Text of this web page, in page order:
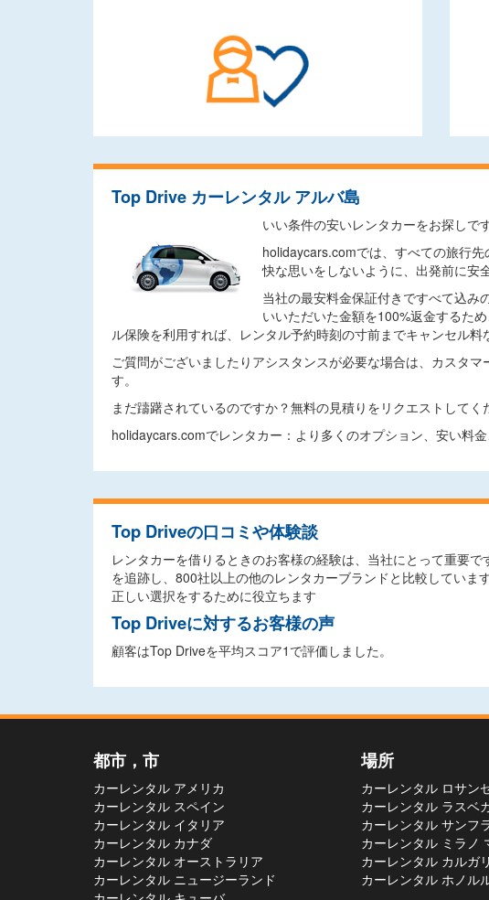
Top Drive カーレンタル アルバ島
いい条件の安いレンタカーをお探しで
holidaycars.comでは、すべての旅行
快な思いをしないように、出発前に安
当社の最安料金保証付きですべて込み
いいただいた金額を100%返金するた
ル保険を利用すれば、レンタル予約時刻の寸前までキャンセル料
ご質問がございましたりアシスタンスが必要な場合は、カスタ
す。
まだ躊躇されているのですか？無料の見積りをリクエストしてく
holidaycars.comでレンタカー：より多くのオプション、安い料
Top Driveの口コミや体験談
レンタカーを借りるときのお客様の経験は、当社にとって重要
を追跡し、800社以上の他のレンタカーブランドと比較してい
正しい選択をするために役立ちます
Top Driveに対するお客様の声
顧客はTop Driveを平均スコア1で評価しました。
都市，市
カーレンタル アメリカ
カーレンタル スペイン
カーレンタル イタリア
カーレンタル カナダ
カーレンタル オーストラリア
カーレンタル ニュージーランド
場所
カーレンタル ロサン
カーレンタル ラスベ
カーレンタル サンフ
カーレンタル ミラノ
カーレンタル カルガ
カーレンタル ホノル